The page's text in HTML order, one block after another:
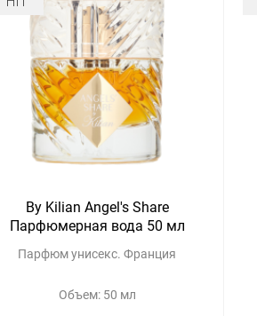
By Kilian Angel's Share
Парфюмерная вода 50 мл
Парфюм унисекс. Франция
Объем: 50 мл